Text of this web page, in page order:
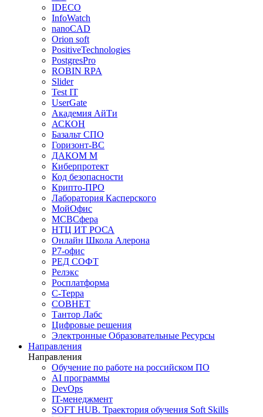
IDECO
InfoWatch
nanoCAD
Orion soft
PositiveTechnologies
PostgresPro
ROBIN RPA
Slider
Test IT
UserGate
Академия АйТи
АСКОН
Базальт СПО
Горизонт-ВС
ДАКОМ М
Киберпротект
Код безопасности
Крипто-ПРО
Лаборатория Касперского
МойОфис
МСВСфера
НТЦ ИТ РОСА
Онлайн Школа Алерона
Р7-офис
РЕД СОФТ
Релэкс
Росплатформа
С-Терра
СОВНЕТ
Тантор Лабс
Цифровые решения
Электронные Образовательные Ресурсы
Направления
Направления
Обучение по работе на российском ПО
AI программы
DevOps
IT-менеджмент
SOFT HUB. Траектория обучения Soft Skills